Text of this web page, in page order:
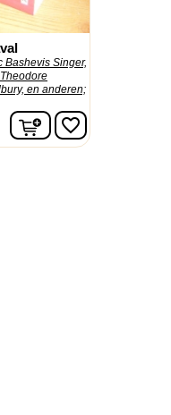
Bashevis Singer,
en anderen;
In winkelwagen
favorite_border